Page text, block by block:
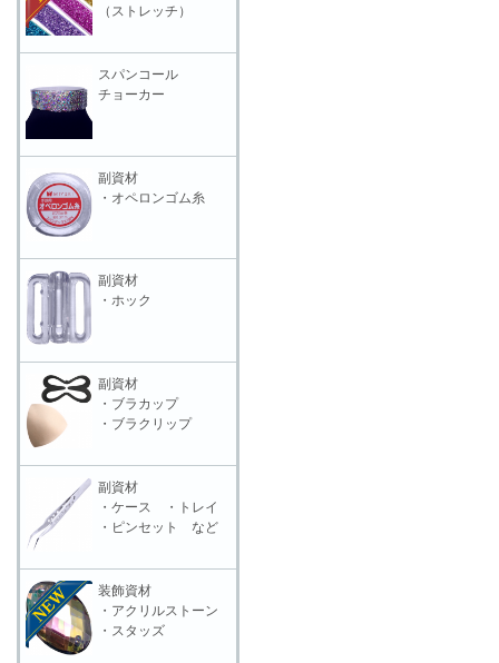
（ストレッチ）
スパンコール
チョーカー
副資材
・オペロンゴム糸
副資材
・ホック
副資材
・ブラカップ
・ブラクリップ
副資材
・ケース ・トレイ
・ピンセット など
装飾資材
・アクリルストーン
・スタッズ